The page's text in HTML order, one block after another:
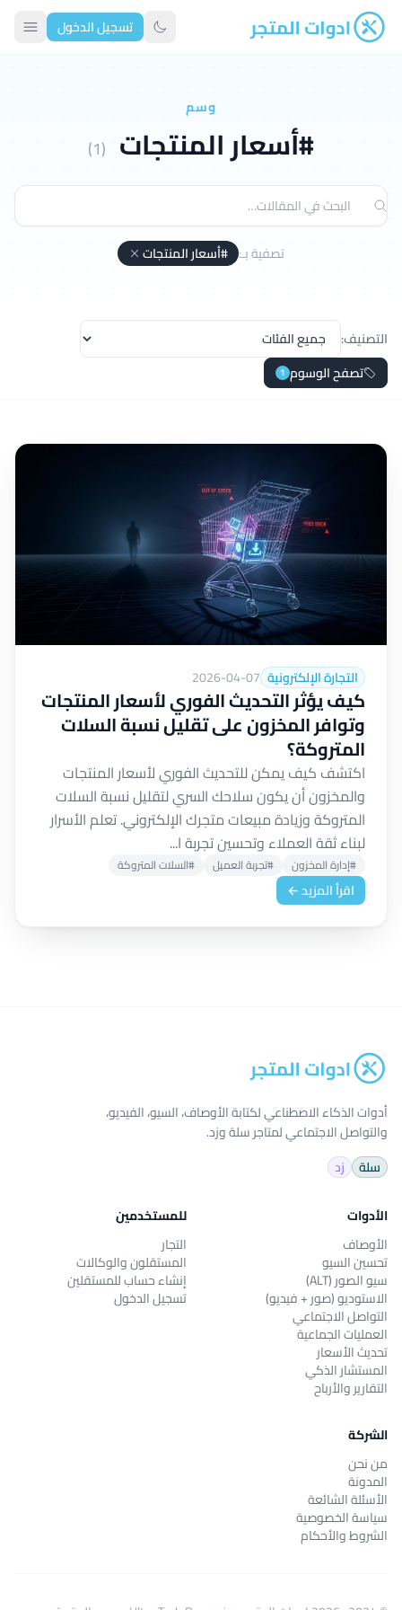
ادوات المتجر تبديل الوضع الداكن
تسجيل الدخول
وسم
#أسعار المنتجات (1)
تصفية بـ: #أسعار المنتجات
التصنيف:
تصفح الوسوم 1
التجارة الإلكترونية 2026-04-07
كيف يؤثر التحديث الفوري لأسعار المنتجات
وتوافر المخزون على تقليل نسبة السلات
المتروكة؟
اكتشف كيف يمكن للتحديث الفوري لأسعار المنتجات
والمخزون أن يكون سلاحك السري لتقليل نسبة السلات
المتروكة وزيادة مبيعات متجرك الإلكتروني. تعلم الأسرار
لبناء ثقة العملاء وتحسين تجربة ا...
#إدارة المخزون #تجربة العميل #السلات المتروكة
اقرأ المزيد ←
أدوات الذكاء الاصطناعي لكتابة الأوصاف، السيو، الفيديو،
والتواصل الاجتماعي لمتاجر سلة وزد.
سلة
زد
الأدوات
الأوصاف
تحسين السيو
سيو الصور (ALT)
الاستوديو (صور + فيديو)
التواصل الاجتماعي
العمليات الجماعية
تحديث الأسعار
المستشار الذكي
التقارير والأرباح
للمستخدمين
التجار
المستقلون والوكالات
إنشاء حساب للمستقلين
تسجيل الدخول
الشركة
من نحن
المدونة
الأسئلة الشائعة
سياسة الخصوصية
الشروط والأحكام